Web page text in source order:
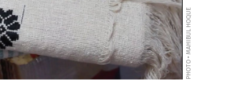
PHOTO • MAHIBUL HOQUE